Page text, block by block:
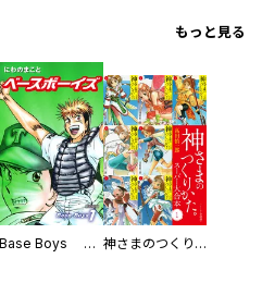
もっと見る
Base Boys 新装版 神さまのつくりかた。スーパー大合本